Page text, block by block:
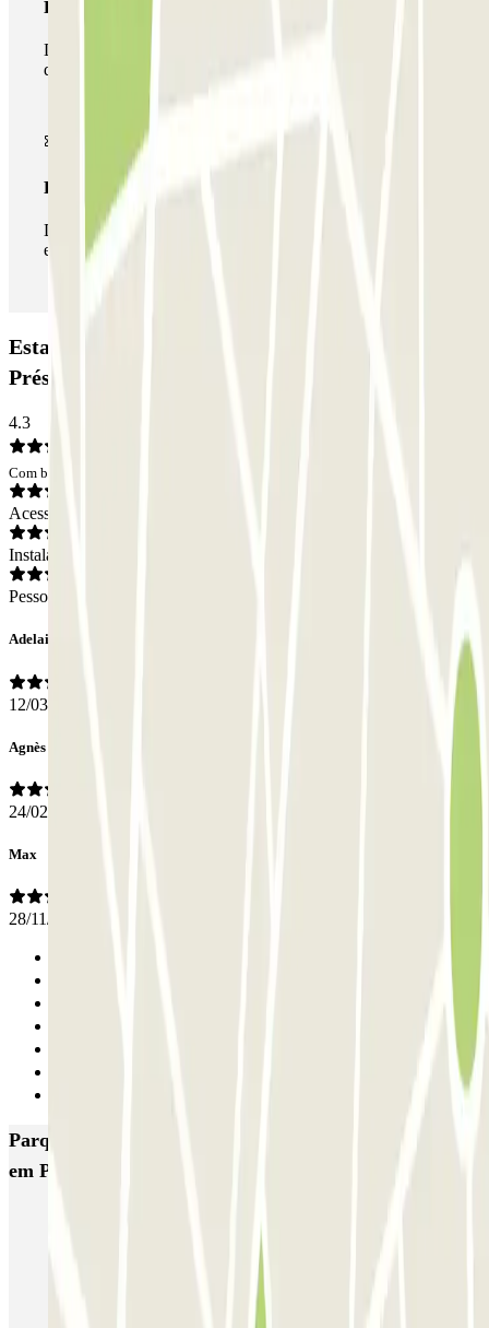
Passe multiestacionamento
Durante a sua estadia, pode utilizar toda a rede de parques
de estacionamento deste operador disponível em Parclick.
Passe ilimitado
Durante a sua estadia, pode entrar e sair do parque de
estacionamento as vezes que quiser.
Estacionamento INDIGO Saint-Germain des
Prés: Opiniões
4.3
Com base em 15 opiniões
Acesso
Instalações
Pessoal
Adelaide
12/03/2026
Agnès
24/02/2026
Max
28/11/2022
Parques de estacionamento com melhor classificação
em Paris
Gare Maine Montparnasse